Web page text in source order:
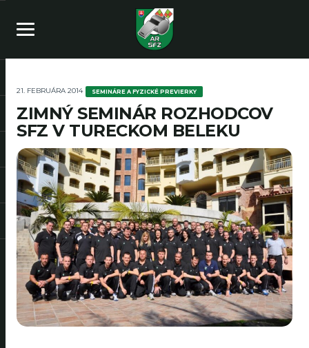
21. FEBRUÁRA 2014 SEMINÁRE A FYZICKÉ PREVIERKY
ZIMNÝ SEMINÁR ROZHODCOV
SFZ V TURECKOM BELEKU